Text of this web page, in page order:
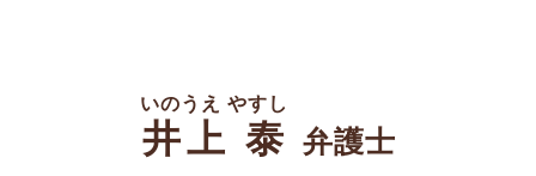
井上 泰
いのうえ やすし
弁護士